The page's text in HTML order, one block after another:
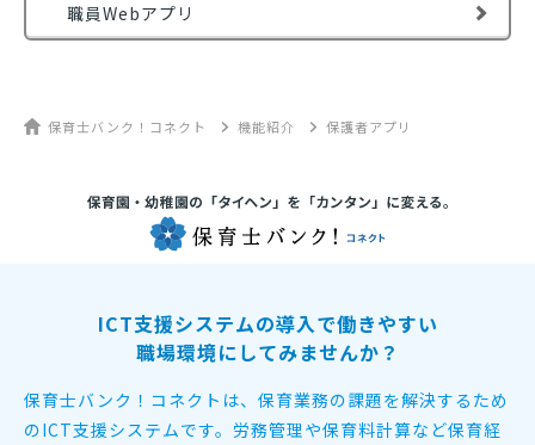
職員Webアプリ
保育士バンク！コネクト 機能紹介 保護者アプリ
ICT支援システムの導入で働きやすい
職場環境にしてみませんか？
保育士バンク！コネクトは、保育業務の課題を解決するため
のICT支援システムです。 労務管理や保育料計算など保育経